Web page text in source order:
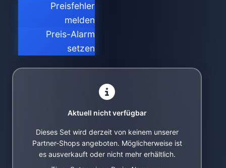
Preisfehler
melden
Preis-Alarm
setzen
Aktuell nicht verfügbar
Dieses Set wird derzeit von keinem unserer
Partner-Shops angeboten. Möglicherweise ist
es ausverkauft oder nicht mehr erhältlich.